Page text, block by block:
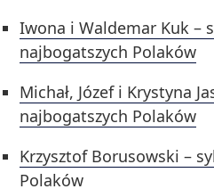
Iwona i Waldemar Kuk –
najbogatszych Polaków
Michał, Józef i Krystyna
najbogatszych Polaków
Krzysztof Borusowski –
Polaków